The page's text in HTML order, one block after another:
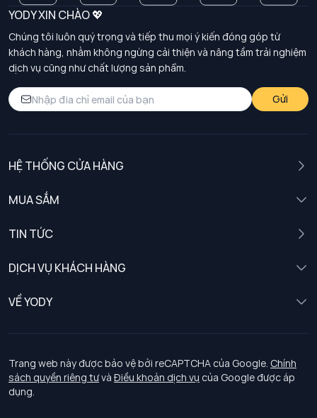
YODY XIN CHÀO 💖
Chúng tôi luôn quý trọng và tiếp thu mọi ý kiến đóng góp từ
khách hàng, nhằm không ngừng cải thiện và nâng tầm trải nghiệm
dịch vụ cũng như chất lượng sản phẩm.
Gửi
HỆ THỐNG CỬA HÀNG
MUA SẮM
TIN TỨC
DỊCH VỤ KHÁCH HÀNG
Chính sách khách hàng thân thiết
Chính sách bảo vệ dữ liệu cá nhân
Chính sách thanh toán, giao nhận
VỀ YODY
Tuyển dụng
Trang web này được bảo vệ bởi reCAPTCHA của Google. Chính
sách quyền riêng tưvà Điều khoản dịch vụ của Google được áp
dụng.